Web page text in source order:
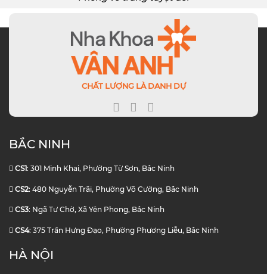
CHẤT LƯỢNG LÀ DANH DỰ
BẮC NINH
CS1: 301 Minh Khai, Phường Từ Sơn, Bắc Ninh
CS2: 480 Nguyễn Trãi, Phường Võ Cường, Bắc Ninh
CS3: Ngã Tư Chờ, Xã Yên Phong, Bắc Ninh
CS4: 375 Trần Hưng Đạo, Phường Phương Liễu, Bắc Ninh
HÀ NỘI